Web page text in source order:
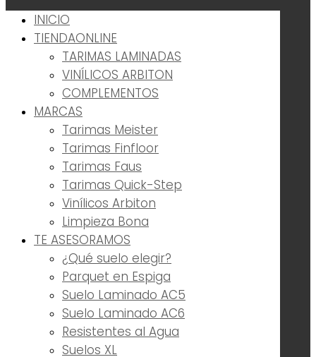
INICIO
TIENDAONLINE
TARIMAS LAMINADAS
VINÍLICOS ARBITON
COMPLEMENTOS
MARCAS
Tarimas Meister
Tarimas Finfloor
Tarimas Faus
Tarimas Quick-Step
Vinílicos Arbiton
Limpieza Bona
TE ASESORAMOS
¿Qué suelo elegir?
Parquet en Espiga
Suelo Laminado AC5
Suelo Laminado AC6
Resistentes al Agua
Suelos XL